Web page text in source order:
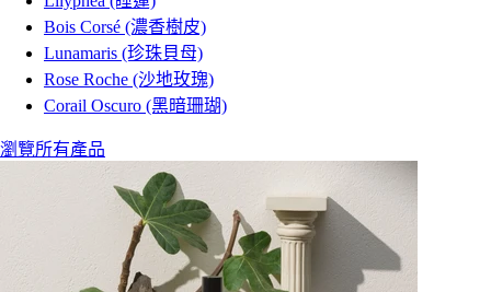
Bois Corsé (濃香樹皮)
Lunamaris (珍珠貝母)
Rose Roche (沙地玫瑰)
Corail Oscuro (黑暗珊瑚)
瀏覽所有產品